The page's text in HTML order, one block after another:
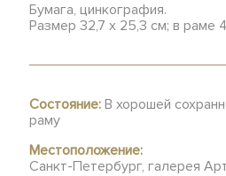
Бумага, цинкография.
Размер 32,7 х 25,3 см; в раме
Состояние: В хорошей
раму
Местоположение:
Санкт-Петербург, галерея